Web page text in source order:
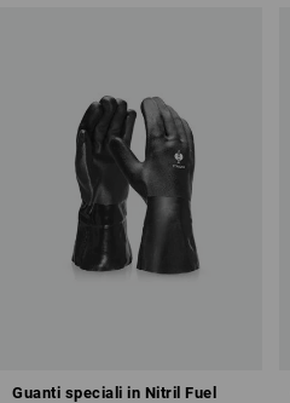
Guanti speciali in Nitril Fuel